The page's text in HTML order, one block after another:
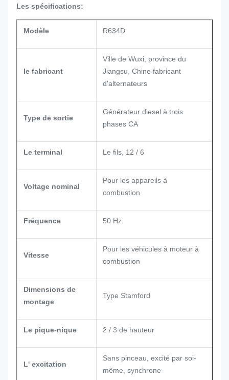
Les spécifications:
Modèle R634D
le fabricant
Ville de Wuxi, province du
Jiangsu, Chine fabricant
d'alternateurs
Type de sortie
Générateur diesel à trois
phases CA
Le terminal Le fils, 12 / 6
Voltage nominal
Pour les appareils à
combustion
Fréquence 50 Hz
Vitesse
Pour les véhicules à moteur à
combustion
Dimensions de
montage
Type Stamford
Le pique-nique 2 / 3 de hauteur
L' excitation
Sans pinceau, excité par soi-
même, synchrone